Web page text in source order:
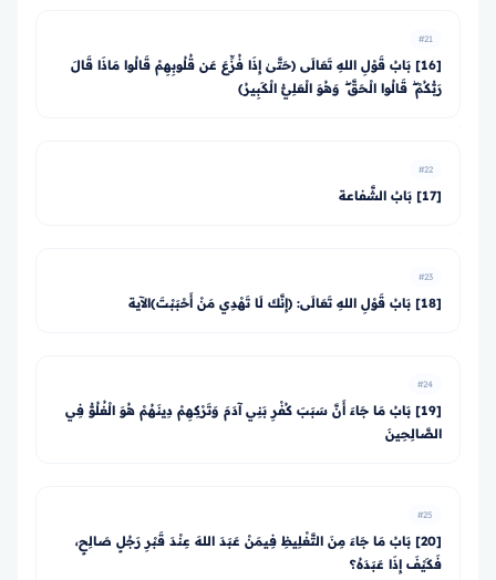
#21
[16] بَابُ قَوْلِ اللهِ تَعَالَى ﴿حَتَّىٰ إِذَا فُزِّعَ عَن قُلُوبِهِمْ قَالُوا مَاذَا قَالَ
رَبُّكُمْ ۖ قَالُوا الْحَقَّ ۖ وَهُوَ الْعَلِيُّ الْكَبِيرُ﴾
#22
[17] بَابُ الشَّفاعة
#23
[18] بَابُ قَوْلِ اللهِ تَعَالَى: ﴿إِنَّكَ لَا تَهْدِي مَنْ أَحْبَبْتَ﴾الآية
#24
[19] بَابُ مَا جَاءَ أَنَّ سَبَبَ كُفْرِ بَنِي آدَمَ وَتَرْكِهِمْ دِينَهُمْ هُوَ الْغُلُوُّ فِي
الصَّالِحِينَ
#25
[20] بَابُ مَا جَاءَ مِنَ التَّغْلِيظِ فِيمَنْ عَبَدَ اللهَ عِنْدَ قَبْرِ رَجُلٍ صَالِحٍ،
فَكَيْفَ إِذَا عَبَدَهُ؟